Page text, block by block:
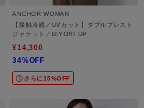
ANCHOR WOMAN
【接触冷感／UVカット】ダブルブレスト
ジャケット／BIYORI UP
¥14,300
34%OFF
さらに15%OFF